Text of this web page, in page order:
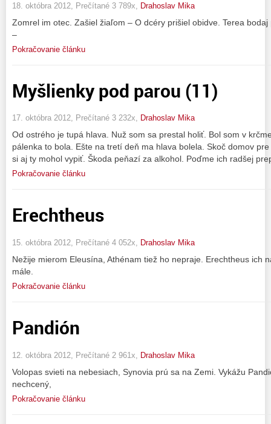
18. októbra 2012, Prečítané 3 789x, Drahoslav Mika
Zomrel im otec. Zašiel žiaľom – O dcéry prišiel obidve. Terea
–
Pokračovanie článku
Myšlienky pod parou (11)
17. októbra 2012, Prečítané 3 232x, Drahoslav Mika
Od ostrého je tupá hlava. Nuž som sa prestal holiť. Bol som v
pálenka to bola. Ešte na tretí deň ma hlava bolela. Skoč domov
si aj ty mohol vypiť. Škoda peňazí za alkohol. Poďme ich radšej
Pokračovanie článku
Erechtheus
15. októbra 2012, Prečítané 4 052x, Drahoslav Mika
Nežije mierom Eleusína, Athénam tiež ho nepraje. Erechtheus ich
mále.
Pokračovanie článku
Pandión
12. októbra 2012, Prečítané 2 961x, Drahoslav Mika
Volopas svieti na nebesiach, Synovia prú sa na Zemi. Vykážu
nechcený,
Pokračovanie článku